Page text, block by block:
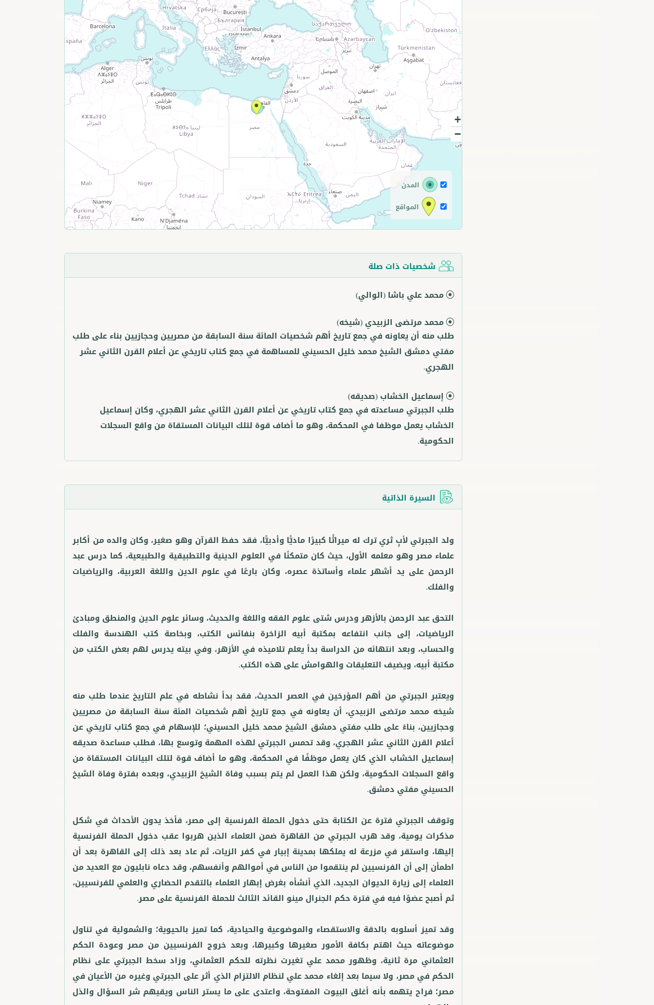
+
−
المدن
المواقع
شخصيات ذات صلة
محمد علي باشا(الوالي)
محمد مرتضى الزبيدي(شيخه)
طلب منه أن يعاونه في جمع تاريخ أهم شخصيات المائة سنة السابقة من مصريين وحجازيين بناء على طلب
مفتي دمشق الشيخ محمد خليل الحسيني للمساهمة في جمع كتاب تاريخي عن أعلام القرن الثاني عشر
الهجري.
إسماعيل الخشاب(صديقه)
طلب الجبرتي مساعدته في جمع كتاب تاريخي عن أعلام القرن الثاني عشر الهجري، وكان إسماعيل
الخشاب يعمل موظفا في المحكمة، وهو ما أضاف قوة لتلك البيانات المستقاة من واقع السجلات
الحكومية.
السيرة الذاتية
ولد الجبرتي لأبٍ ثري ترك له ميراثًا كبيرًا ماديًّا وأدبيًّا، فقد حفظ القرآن وهو صغير، وكان والده من أكابر
علماء مصر وهو معلمه الأول، حيث كان متمكنًا في العلوم الدينية والتطبيقية والطبيعية، كما درس عبد
الرحمن على يد أشهر علماء وأساتذة عصره، وكان بارعًا في علوم الدين واللغة العربية، والرياضيات
التحق عبد الرحمن بالأزهر ودرس شتى علوم الفقه واللغة والحديث، وسائر علوم الدين والمنطق ومبادئ
الرياضيات، إلى جانب انتفاعه بمكتبة أبيه الزاخرة بنفائس الكتب، وبخاصة كتب الهندسة والفلك
والحساب، وبعد انتهائه من الدراسة بدأ يعلم تلاميذه في الأزهر، وفي بيته يدرس لهم بعض الكتب من
ويعتبر الجبرتي من أهم المؤرخين في العصر الحديث، فقد بدأ نشاطه في علم التاريخ عندما طلب منه
شيخه محمد مرتضى الزبيدي، أن يعاونه في جمع تاريخ أهم شخصيات المئة سنة السابقة من مصريين
وحجازيين، بناءً على طلب مفتي دمشق الشيخ محمد خليل الحسيني؛ للإسهام في جمع كتاب تاريخي عن
أعلام القرن الثاني عشر الهجري، وقد تحمس الجبرتي لهذه المهمة وتوسع بها، فطلب مساعدة صديقه
إسماعيل الخشاب الذي كان يعمل موظفًا في المحكمة، وهو ما أضاف قوة لتلك البيانات المستقاة من
واقع السجلات الحكومية، ولكن هذا العمل لم يتم بسبب وفاة الشيخ الزبيدي، وبعده بفترة وفاة الشيخ
وتوقف الجبرتي فترة عن الكتابة حتى دخول الحملة الفرنسية إلى مصر، فأخذ يدون الأحداث في شكل
مذكرات يومية، وقد هرب الجبرتي من القاهرة ضمن العلماء الذين هربوا عقب دخول الحملة الفرنسية
إليها، واستقر في مزرعة له يملكها بمدينة إبيار في كفر الزيات، ثم عاد بعد ذلك إلى القاهرة بعد أن
اطمأن إلى أن الفرنسيين لم ينتقموا من الناس في أموالهم وأنفسهم، وقد دعاه نابليون مع العديد من
العلماء إلى زيارة الديوان الجديد، الذي أنشأه بغرض إبهار العلماء بالتقدم الحضاري والعلمي للفرنسيين،
وقد تميز أسلوبه بالدقة والاستقصاء والموضوعية والحيادية، كما تميز بالحيوية؛ والشمولية في تناول
موضوعاته حيث اهتم بكافة الأمور صغيرها وكبيرها، وبعد خروج الفرنسيين من مصر وعودة الحكم
العثماني مرة ثانية، وظهور محمد علي تغيرت نظرته للحكم العثماني، وزاد سخط الجبرتي على نظام
الحكم في مصر، ولا سيما بعد إلغاء محمد علي لنظام الالتزام الذي أثر على الجبرتي وغيره من الأعيان في
مصر؛ فراح يتهمه بأنه أغلق البيوت المفتوحة، واعتدى على ما يستر الناس ويقيهم شر السؤال والذل